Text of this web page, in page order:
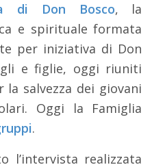
di Don Bosco, la
e spirituale formata
per iniziativa di Don
e figlie, oggi riuniti
salvezza dei giovani
Oggi la Famiglia
.
l’intervista realizzata